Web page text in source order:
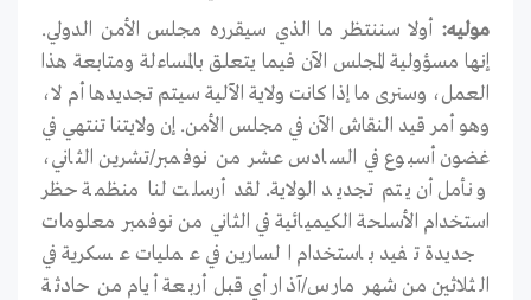
موليه: أولا سننتظر ما الذي سيقرره مجلس الأمن الدولي.
إنها مسؤولية المجلس الآن فيما يتعلق بالمساءلة ومتابعة هذا
العمل، وسنرى ما إذا كانت ولاية الآلية سيتم تجديدها أم لا،
وهو أمر قيد النقاش الآن في مجلس الأمن. إن ولايتنا تنتهي في
غضون أسبوع في السادس عشر من نوفمبر/تشرين الثاني،
ونأمل أن يتم تجديد الولاية. لقد أرسلت لنا منظمة حظر
استخدام الأسلحة الكيميائية في الثاني من نوفمبر معلومات
جديدة تفيد باستخدام السارين في عمليات عسكرية في
الثلاثين من شهر مارس/آذار أي قبل أربعة أيام من حادثة